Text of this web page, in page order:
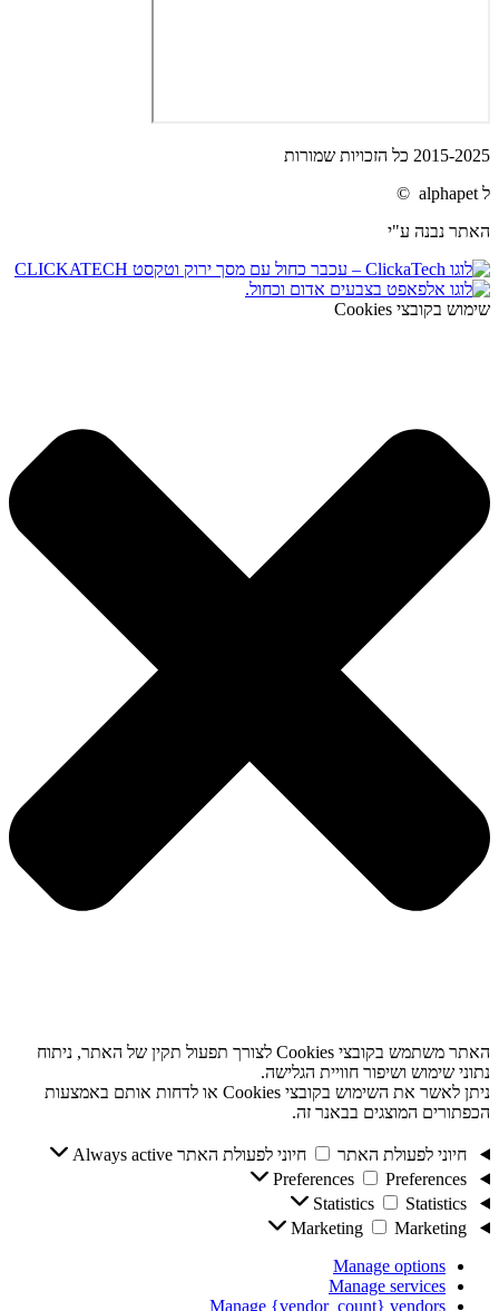
2015-2025 כל הזכויות שמורות
ל alphapet ©
האתר נבנה ע"י
שימוש בקובצי Cookies
האתר משתמש בקובצי Cookies לצורך תפעול תקין של האתר, ניתוח
נתוני שימוש ושיפור חוויית הגלישה.
ניתן לאשר את השימוש בקובצי Cookies או לדחות אותם באמצעות
הכפתורים המוצגים בבאנר זה.
חיוני לפעולת האתר חיוני לפעולת האתר Always active
Preferences
Preferences
Statistics
Statistics
Marketing
Marketing
Manage options
Manage services
Manage {vendor_count} vendors